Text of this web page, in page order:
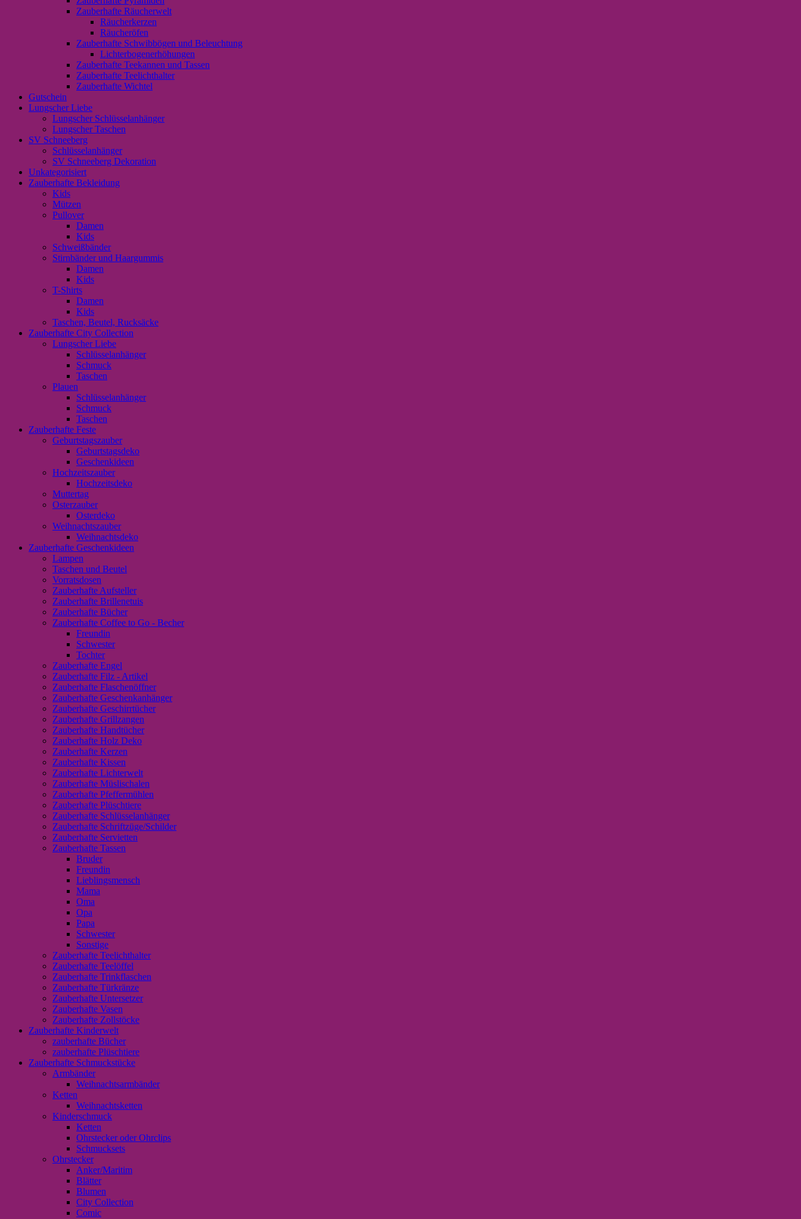
Zauberhafte Räucherwelt
Räucherkerzen
Räucheröfen
Zauberhafte Schwibbögen und Beleuchtung
Lichterbogenerhöhungen
Zauberhafte Teekannen und Tassen
Zauberhafte Teelichthalter
Zauberhafte Wichtel
Gutschein
Lungscher Liebe
Lungscher Schlüsselanhänger
Lungscher Taschen
SV Schneeberg
Schlüsselanhänger
SV Schneeberg Dekoration
Unkategorisiert
Zauberhafte Bekleidung
Kids
Mützen
Pullover
Damen
Kids
Schweißbänder
Stirnbänder und Haargummis
Damen
Kids
T-Shirts
Damen
Kids
Taschen, Beutel, Rucksäcke
Zauberhafte City Collection
Lungscher Liebe
Schlüsselanhänger
Schmuck
Taschen
Plauen
Schlüsselanhänger
Schmuck
Taschen
Zauberhafte Feste
Geburtstagszauber
Geburtstagsdeko
Geschenkideen
Hochzeitszauber
Hochzeitsdeko
Muttertag
Osterzauber
Osterdeko
Weihnachtszauber
Weihnachtsdeko
Zauberhafte Geschenkideen
Lampen
Taschen und Beutel
Vorratsdosen
Zauberhafte Aufsteller
Zauberhafte Brillenetuis
Zauberhafte Bücher
Zauberhafte Coffee to Go - Becher
Freundin
Schwester
Tochter
Zauberhafte Engel
Zauberhafte Filz - Artikel
Zauberhafte Flaschenöffner
Zauberhafte Geschenkanhänger
Zauberhafte Geschirrtücher
Zauberhafte Grillzangen
Zauberhafte Handtücher
Zauberhafte Holz Deko
Zauberhafte Kerzen
Zauberhafte Kissen
Zauberhafte Lichterwelt
Zauberhafte Müslischalen
Zauberhafte Pfeffermühlen
Zauberhafte Plüschtiere
Zauberhafte Schlüsselanhänger
Zauberhafte Schriftzüge/Schilder
Zauberhafte Servietten
Zauberhafte Tassen
Bruder
Freundin
Lieblingsmensch
Mama
Oma
Opa
Papa
Schwester
Sonstige
Zauberhafte Teelichthalter
Zauberhafte Teelöffel
Zauberhafte Trinkflaschen
Zauberhafte Türkränze
Zauberhafte Untersetzer
Zauberhafte Vasen
Zauberhafte Zollstöcke
Zauberhafte Kinderwelt
zauberhafte Bücher
zauberhafte Plüschtiere
Zauberhafte Schmuckstücke
Armbänder
Weihnachtsarmbänder
Ketten
Weihnachtsketten
Kinderschmuck
Ketten
Ohrstecker oder Ohrclips
Schmucksets
Ohrstecker
Anker/Maritim
Blätter
Blumen
City Collection
Comic